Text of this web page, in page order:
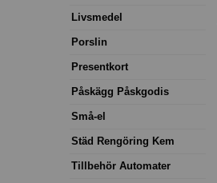
Livsmedel
Porslin
Presentkort
Påskägg Påskgodis
Små-el
Städ Rengöring Kem
Tillbehör Automater